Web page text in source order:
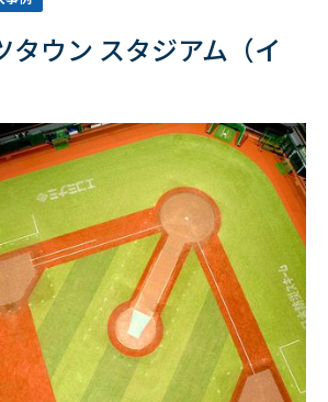
タウン スタジアム（イ